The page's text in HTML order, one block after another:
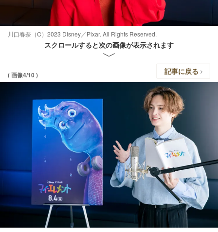
川口春奈（C）2023 Disney／Pixar. All Rights Reserved.
スクロールすると次の画像が表示されます
( 画像4/10 ) 記事に戻る